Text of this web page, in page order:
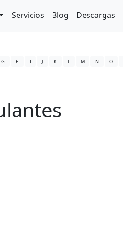
Servicios Blog Descargas
G H I J K L M N O